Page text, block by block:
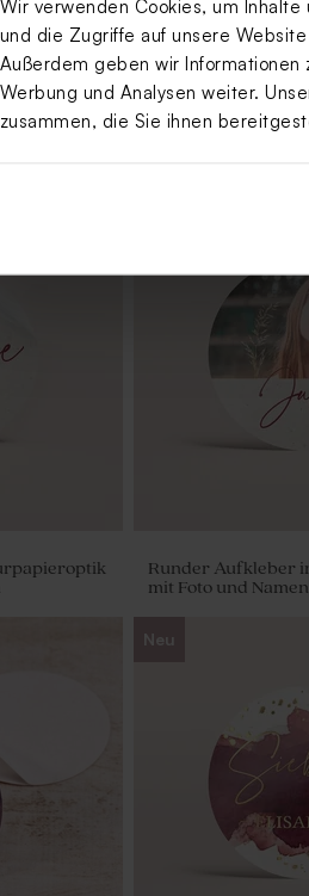
Wir verwenden Cookies, um
und die Zugriffe auf unsere
Außerdem geben wir Informationen
Werbung und Analysen weiter.
zusammen, die Sie ihnen
Seifenblasen-
Runder Aufkleber
mit Foto und Namen
Neu